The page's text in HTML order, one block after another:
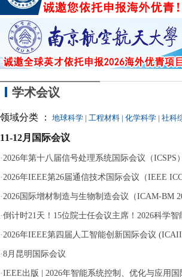
学术会议
领域分类 ： 地球科学 | 工程材料 | 化学科学 | 社科
11-12月国际会议
·2026年第十八届信号处理系统国际会议（ICSPS）
·2026年IEEE第26届通信技术国际会议（IEEE
·2026国际增材制造与生物制造会议（ICAM-BM
·倒计时21天！15位院士任会议主席！2026科学智
·2026年IEEE第四届人工智能创新国际会议 (ICAII
·8月昆明国际会议
·IEEE出版 | 2026年智能系统控制、优化与应用